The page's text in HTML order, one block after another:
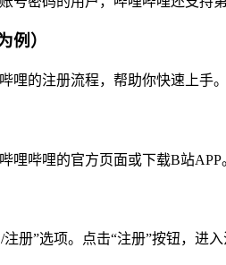
例）
哩的注册流程，帮助你快速上手。
哩哔哩的官方页面或下载B站
册”选项。点击“注册”按钮，进入